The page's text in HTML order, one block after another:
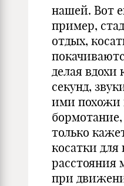
нашей. Вот
пример,
отдых,
делая вдохи
секунд,
ими похожи
бормотание,
только
косатки
расстояния
при